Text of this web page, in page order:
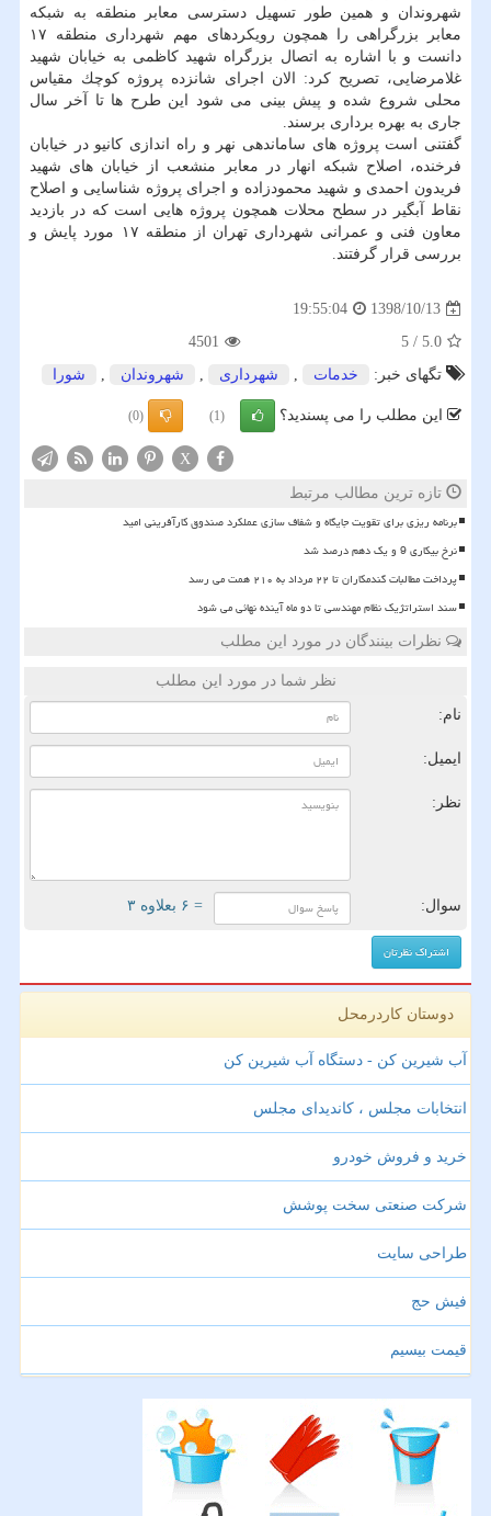
شهروندان و همین طور تسهیل دسترسی معابر منطقه به شبكه
معابر بزرگراهی را همچون رویكردهای مهم شهرداری منطقه ۱۷
دانست و با اشاره به اتصال بزرگراه شهید كاظمی به خیابان شهید
غلامرضایی، تصریح كرد: الان اجرای شانزده پروژه كوچك مقیاس
محلی شروع شده و پیش بینی می شود این طرح ها تا آخر سال
جاری به بهره برداری برسند.
گفتنی است پروژه های ساماندهی نهر و راه اندازی كانیو در خیابان
فرخنده، اصلاح شبكه انهار در معابر منشعب از خیابان های شهید
فریدون احمدی و شهید محمودزاده و اجرای پروژه شناسایی و اصلاح
نقاط آبگیر در سطح محلات همچون پروژه هایی است كه در بازدید
معاون فنی و عمرانی شهرداری تهران از منطقه ۱۷ مورد پایش و
بررسی قرار گرفتند.
1398/10/13
19:55:04
5.0
/
5
4501
تگهای خبر:
خدمات , شهرداری , شهروندان , شورا
این مطلب را می پسندید؟ (1)
(0)
X
تازه ترین مطالب مرتبط
برنامه ریزی برای تقویت جایگاه و شفاف سازی عملکرد صندوق کارآفرینی امید
نرخ بیکاری 9 و یک دهم درصد شد
پرداخت مطالبات گندمکاران تا ۲۲ مرداد به ۲۱۰ همت می رسد
سند استراتژیک نظام مهندسی تا دو ماه آینده نهائی می شود
نظرات بینندگان در مورد این مطلب
نظر شما در مورد این مطلب
نام:
ایمیل:
نظر:
سوال: = ۶ بعلاوه ۳
دوستان کاردرمحل
آب شیرین کن - دستگاه آب شیرین کن
انتخابات مجلس ، کاندیدای مجلس
خرید و فروش خودرو
شرکت صنعتی سخت پوشش
طراحی سایت
فیش حج
قیمت بیسیم